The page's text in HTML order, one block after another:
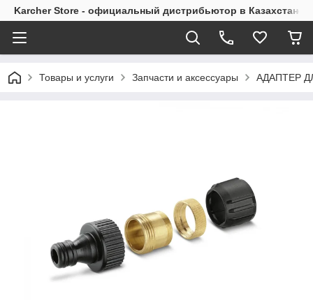
Karcher Store - официальный дистрибьютор в Казахстане
Товары и услуги Запчасти и аксессуары АДАПТЕР